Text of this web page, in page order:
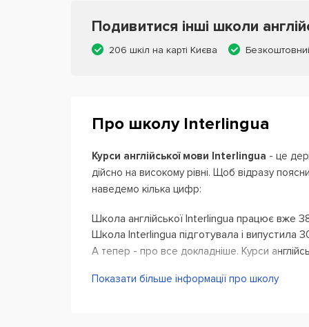
Подивитися інші школи
206 шкіл на карті Києва
Про школу Interlingua
Курси англійської мови Interlingua - це
дійсно на високому рівні. Щоб відразу
наведемо кілька цифр:
Школа англійської Interlingua працює вже
Школа Interlingua підготувала і випустила
А тепер - про все докладніше. Курси
всі вікові особливості, а потім, вже в групах
Показати більше інформації про школу